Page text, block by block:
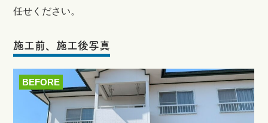
任せください。
施工前、施工後写真
BEFORE